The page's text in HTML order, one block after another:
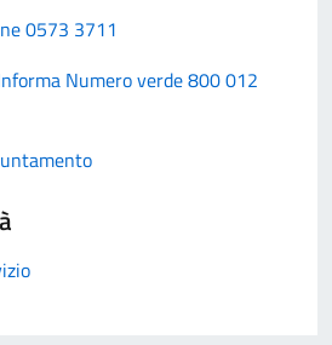
0573 3711
Numero verde 800 012